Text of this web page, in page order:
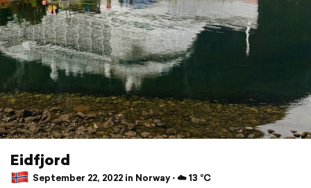
Eidfjord
September 22, 2022 in Norway ⋅ ☁️ 13 °C